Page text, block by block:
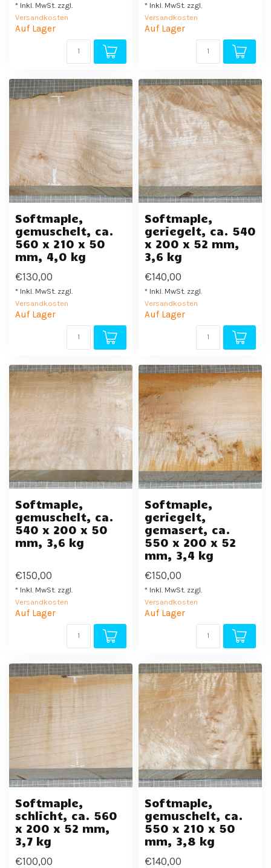
* Inkl. MwSt. zzgl.
Versandkosten
Auf Lager
* Inkl. MwSt. zzgl.
Versandkosten
Auf Lager
Softmaple,
gemuschelt, ca.
560 x 210 x 50
mm, 4,0 kg
€130,00
* Inkl. MwSt. zzgl.
Versandkosten
Auf Lager
Softmaple,
geriegelt, ca. 540
x 200 x 52 mm,
3,6 kg
€140,00
* Inkl. MwSt. zzgl.
Versandkosten
Auf Lager
Softmaple,
gemuschelt, ca.
540 x 200 x 50
mm, 3,6 kg
€150,00
* Inkl. MwSt. zzgl.
Versandkosten
Auf Lager
Softmaple,
geriegelt,
gemasert, ca.
550 x 200 x 52
mm, 3,4 kg
€150,00
* Inkl. MwSt. zzgl.
Versandkosten
Auf Lager
Softmaple,
schlicht, ca. 560
x 200 x 52 mm,
3,7 kg
€100,00
Softmaple,
gemuschelt, ca.
550 x 210 x 50
mm, 3,8 kg
€140,00